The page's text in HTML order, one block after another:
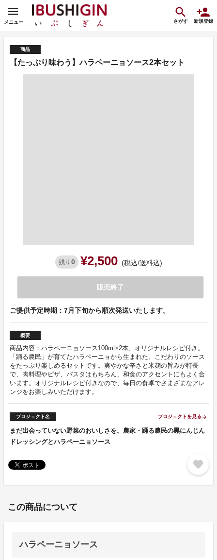
メニュー さがす 新規登録
商品
【たっぷり味わう】ハラペーニョソース2本セット
残り 0 ¥2,500 (税込/送料込)
販売終了
ご提供予定時期：7月下旬から順次発送いたします。
概要
商品内容：ハラペーニョソース100ml×2本、オリジナルレシピ付き。
「踊る農民」が育てたハラペーニョから生まれた、こだわりのソース
をたっぷり楽しめるセットです。爽やかな辛さと米麹の旨みが特長
で、肉料理やピザ、パスタはもちろん、和食のアクセントにもよく合
います。オリジナルレシピ付きなので、毎日の食卓でさまざまなアレ
ンジをお楽しみいただけます。
プロジェクト名 プロジェクトを見る arrow_forward
まだ出会っていない野菜のおいしさを。農家・踊る農民の黒にんじん
ドレッシングとハラペーニョソース
favorite
この商品について
ハラペーニョソース